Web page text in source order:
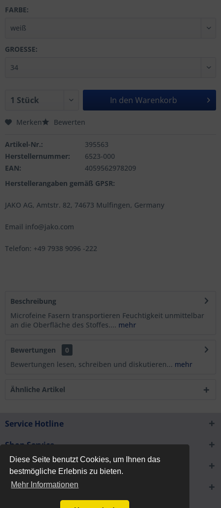
Diese Seite benutzt Cookies, um Ihnen das
bestmögliche Erlebnis zu bieten.
Mehr Informationen
FARBE:
GROESSE:
In den Warenkorb
Merken Bewerten
Artikel-Nr.:
395563
Herstellernummer:
6523-000
EAN:
4059562978209
Herstellerangaben gemäß GPSR:
JAKO AG, Amtstr. 82, 74673 Mulfingen, Germany
Email info@jako.com
Telefon: +49 7938 9096 -222
Beschreibung
Microfeine Fasern transportieren Feuchtigkeit unmittelbar
an die Oberfläche des Stoffes.... mehr
Bewertungen
0
Bewertungen lesen, schreiben und diskutieren... mehr
Ähnliche Artikel
Service Hotline
Shop Service
Informationen
Newsletter